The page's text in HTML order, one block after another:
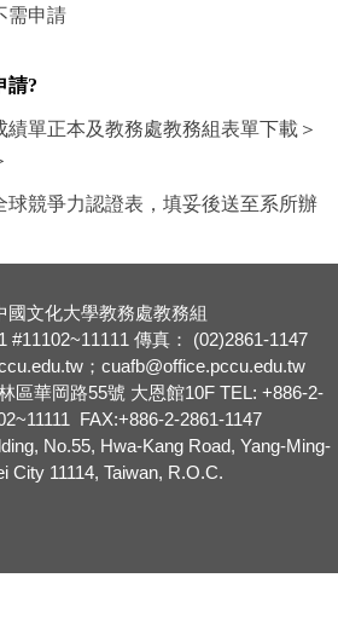
需申請
請?
績單正本及教務處教務組表單下載＞
競爭力認證表，填妥後送至系所辦
國文化大學教務處教務組
#11102~11111 傳真： (02)2861-1147
；cuafb@office.pccu.edu.tw
區華岡路55號 大恩館10F TEL: +886-2-
FAX:+886-2-2861-1147
No.55, Hwa-Kang Road, Yang-Ming-
City 11114, Taiwan, R.O.C.